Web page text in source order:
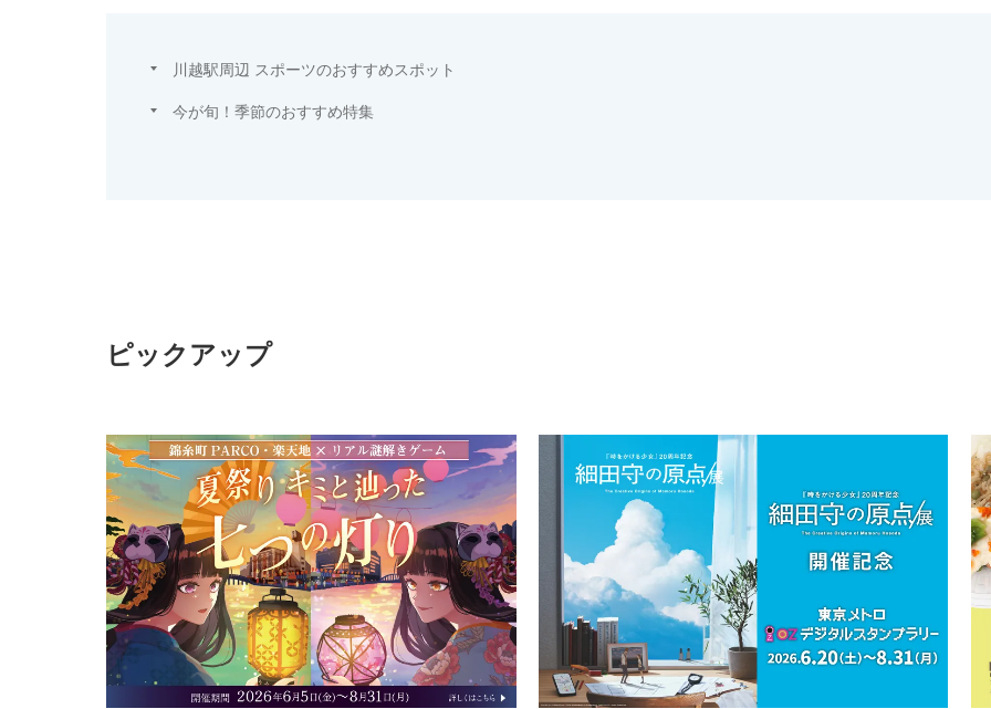
川越駅周辺 スポーツのおすすめスポット
今が旬！季節のおすすめ特集
ピックアップ